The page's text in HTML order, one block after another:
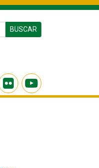
BUSCAR